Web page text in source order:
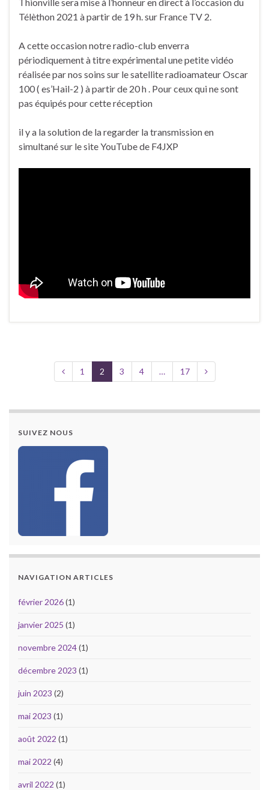
Télèthon 2021 à partir de 19 h. sur France TV 2.
A cette occasion notre radio-club enverra
périodiquement à titre expérimental une petite vidéo
réalisée par nos soins sur le satellite radioamateur Oscar
100 ( es’Hail-2 ) à partir de 20 h . Pour ceux qui ne sont
pas équipés pour cette réception
il y a la solution de la regarder la transmission en
simultané sur le site YouTube de F4JXP
1 2 3 4 … 17
SUIVEZ NOUS
NAVIGATION ARTICLES
février 2026(1)
janvier 2025 (1)
novembre 2024(1)
décembre 2023 (1)
juin 2023 (2)
mai 2023 (1)
août 2022 (1)
mai 2022 (4)
avril 2022 (1)